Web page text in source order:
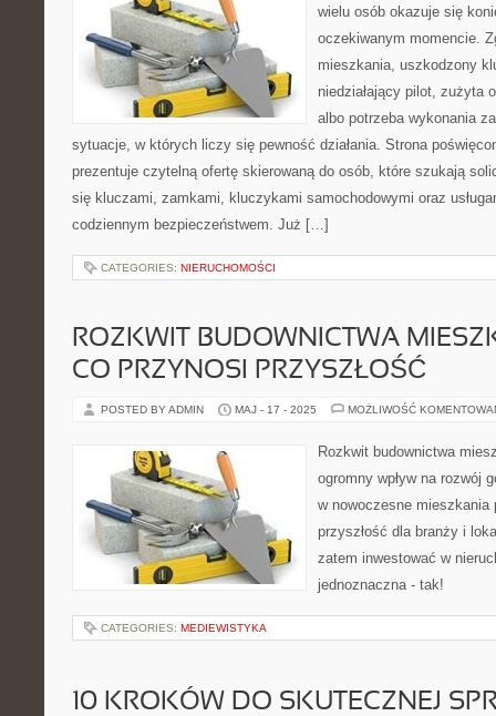
wielu osób okazuje się
oczekiwanym momencie.
mieszkania, uszkodzony
niedziałający pilot, zużyta
albo potrzeba wykonania
sytuacje, w których liczy się pewność działania. Strona
prezentuje czytelną ofertę skierowaną do osób, które szukają
się kluczami, zamkami, kluczykami samochodowymi oraz
codziennym bezpieczeństwem. Już […]
CATEGORIES: NIERUCHOMOŚCI
ROZKWIT BUDOWNICTWA
CO PRZYNOSI PRZYSZŁOŚĆ
POSTED BY ADMIN MAJ - 17 - 2025 MOŻLIWOŚĆ
Rozkwit budownictwa
ogromny wpływ na rozwój
w nowoczesne mieszkania
przyszłość dla branży i
zatem inwestować w
jednoznaczna - tak!
CATEGORIES: MEDIEWISTYKA
10 KROKÓW DO SKUTECZNEJ